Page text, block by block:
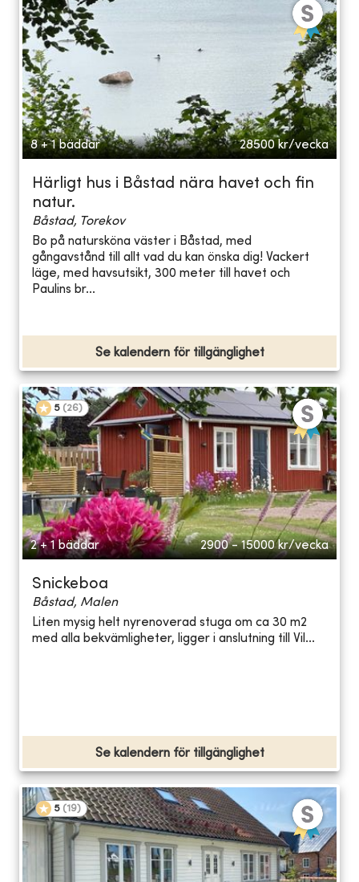
8 + 1 bäddar 28500 kr/vecka
Härligt hus i Båstad nära havet och fin
natur.
Båstad, Torekov
Bo på natursköna väster i Båstad, med
gångavstånd till allt vad du kan önska dig! Vackert
läge, med havsutsikt, 300 meter till havet och
Paulins br...
Se kalendern för tillgänglighet
5 (26)
2 + 1 bäddar 2900 - 15000 kr/vecka
Snickeboa
Båstad, Malen
Liten mysig helt nyrenoverad stuga om ca 30 m2
med alla bekvämligheter, ligger i anslutning till Vil...
Se kalendern för tillgänglighet
5 (19)